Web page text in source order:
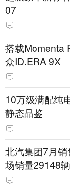
07
搭载Momenta
众ID.ERA 9X
10万级满配纯
静态品鉴
北汽集团7月
场销量29148辆